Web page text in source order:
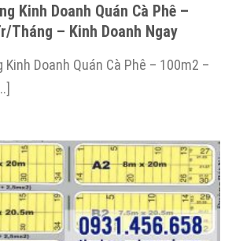
Kinh Doanh Quán Cà Phê –
Tháng – Kinh Doanh Ngay
Kinh Doanh Quán Cà Phê – 100m2 –